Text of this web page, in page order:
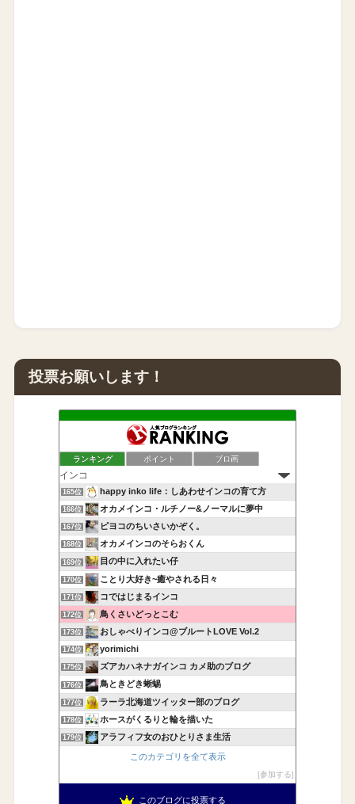
投票お願いします！
ランキング ポイント ブロ画
165位 happy inko life：しあわせインコの育て方
166位 オカメインコ・ルチノー&ノーマルに夢中
167位 ピヨコのちいさいかぞく。
168位 オカメインコのそらおくん
169位 目の中に入れたい仔
170位 ことり大好き~癒やされる日々
171位 コではじまるインコ
172位 鳥くさいどっとこむ
173位 おしゃべりインコ@ブルートLOVE Vol.2
174位 yorimichi
175位 ズアカハネナガインコ カメ助のブログ
176位 鳥ときどき蜥蜴
177位 ラーラ北海道ツイッター部のブログ
178位 ホースがくるりと輪を描いた
179位 アラフィフ女のおひとりさま生活
このカテゴリを全て表示
参加する
このブログに投票する